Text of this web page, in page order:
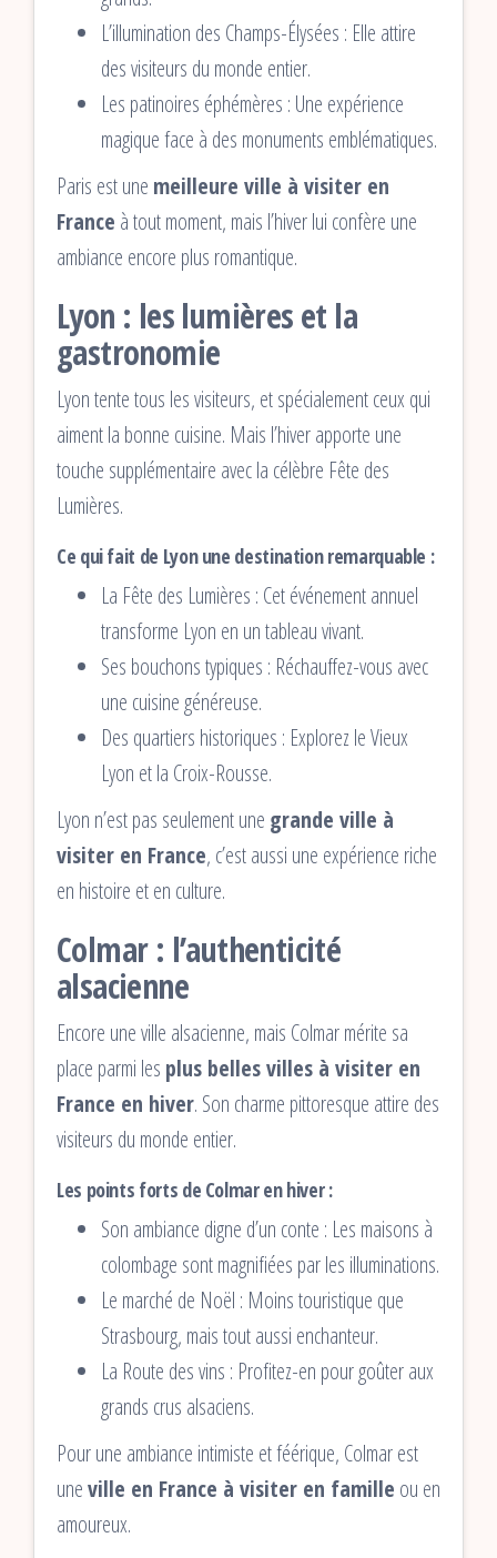
L’illumination des Champs-Élysées : Elle attire
des visiteurs du monde entier.
Les patinoires éphémères : Une expérience
magique face à des monuments emblématiques.
Paris est une meilleure ville à visiter en
France à tout moment, mais l’hiver lui confère une
ambiance encore plus romantique.
Lyon : les lumières et la
gastronomie
Lyon tente tous les visiteurs, et spécialement ceux qui
aiment la bonne cuisine. Mais l’hiver apporte une
touche supplémentaire avec la célèbre Fête des
Lumières.
Ce qui fait de Lyon une destination remarquable :
La Fête des Lumières : Cet événement annuel
transforme Lyon en un tableau vivant.
Ses bouchons typiques : Réchauffez-vous avec
une cuisine généreuse.
Des quartiers historiques : Explorez le Vieux
Lyon et la Croix-Rousse.
Lyon n’est pas seulement une grande ville à
visiter en France, c’est aussi une expérience riche
en histoire et en culture.
Colmar : l’authenticité
alsacienne
Encore une ville alsacienne, mais Colmar mérite sa
place parmi les plus belles villes à visiter en
France en hiver. Son charme pittoresque attire des
visiteurs du monde entier.
Les points forts de Colmar en hiver :
Son ambiance digne d’un conte : Les maisons à
colombage sont magnifiées par les illuminations.
Le marché de Noël : Moins touristique que
Strasbourg, mais tout aussi enchanteur.
La Route des vins : Profitez-en pour goûter aux
grands crus alsaciens.
Pour une ambiance intimiste et féérique, Colmar est
uneville en France à visiter en famille ou en
amoureux.